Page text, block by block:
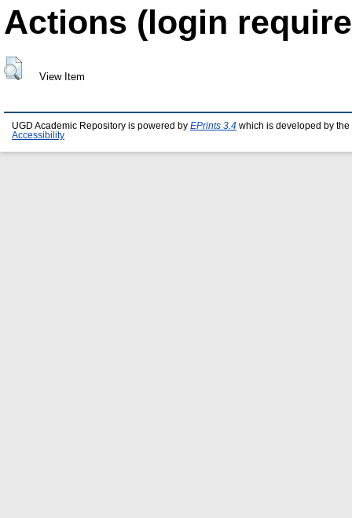
Actions (login
View Item
UGD Academic Repository is powered by EPrints 3.4 which is developed by the
Accessibility